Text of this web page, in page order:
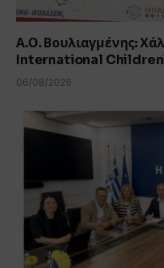
Α.Ο. Βουλιαγμένης:
International
06/08/2026